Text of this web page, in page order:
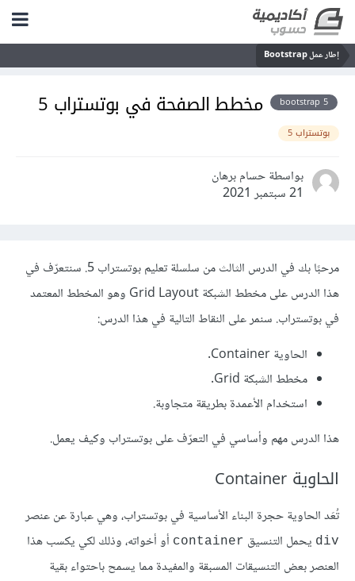
إطار عمل Bootstrap
bootstrap 5 مخطط الصفحة في بوتستراب 5
بوتستراب 5
بواسطة حسام برهان
21 سبتمبر 2021
مرحبًا بك في الدرس الثالث من سلسلة تعليم بوتستراب 5. سنتعرّف في
هذا الدرس على مخطط الشبكة Grid Layout وهو المخطط المعتمد
في بوتستراب. سنمر على النقاط التالية في هذا الدرس:
الحاوية Container.
مخطط الشبكة Grid.
استخدام الأعمدة بطريقة متجاوبة.
هذا الدرس مهم وأساسي في التعرّف على بوتستراب وكيف يعمل.
الحاوية Container
تُعَد الحاوية حجرة البناء الأساسية في بوتستراب، وهي عبارة عن عنصر
div يحمل التنسيق container أو أخواته، وذلك لكي يكسب هذا
العنصر بعض التنسيقات المسبقة والمفيدة مما يسمح باحتواء بقية